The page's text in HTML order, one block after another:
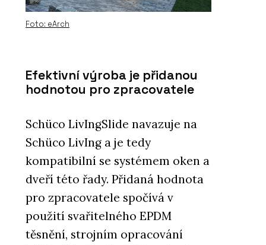
Foto: eArch
Efektivní výroba je přidanou
hodnotou pro zpracovatele
Schüco LivIngSlide navazuje na
Schüco LivIng a je tedy
kompatibilní se systémem oken a
dveří této řady. Přidaná hodnota
pro zpracovatele spočívá v
použití svařitelného EPDM
těsnění, strojním opracování